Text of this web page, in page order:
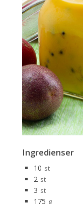
Ingredienser
10 st
2 st
3 st
175 g